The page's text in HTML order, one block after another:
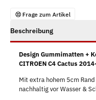
Frage zum Artikel
Beschreibung
Design Gummimatten +
CITROEN C4 Cactus
Mit extra hohem 5cm
nachhaltig vor Wasser &